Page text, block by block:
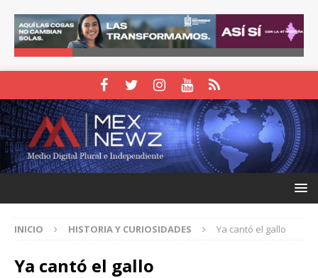
INICIO HISTORIA Y CURIOSIDADES Ya cantó el gallo
Ya cantó el gallo